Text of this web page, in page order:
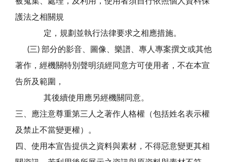
護法之相關規
定，規劃並執行法律要求之相應措施。
(三) 部分的影音、圖像、樂譜、專人專案撰文或其他
著作，經機關特別聲明須經同意方可使用者，不在本宣
告所及範圍，
其後續使用應另經機關同意。
三、應注意尊重第三人之著作人格權（包括姓名表示權
及禁止不當變更權）。
四、使用本宣告提供之資料與素材，不得惡意變更其相